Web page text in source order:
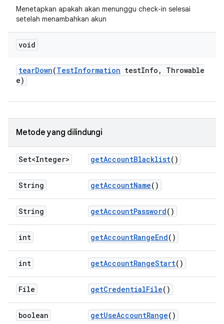
Menetapkan apakah akan menunggu check-in selesai
setelah menambahkan akun
void
tearDown(TestInformation testInfo ,
Throwable
e)
Metode yang dilindungi
Set<Integer> getAccountBlacklist()
String getAccountName()
String getAccountPassword()
int getAccountRangeEnd()
int getAccountRangeStart()
File getCredentialFile()
boolean getUseAccountRange()